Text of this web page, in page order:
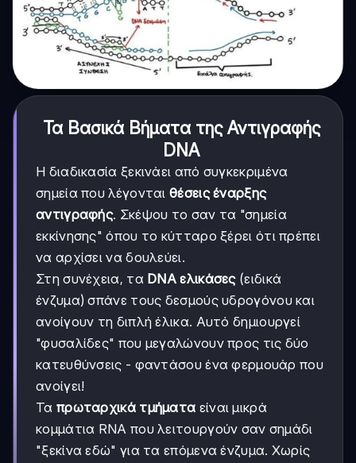
Τα Βασικά Βήματα της Αντιγραφής
DNA
Η διαδικασία ξεκινάει από συγκεκριμένα
σημεία που λέγονταιθέσεις έναρξης
αντιγραφής. Σκέψου το σαν τα "σημεία
εκκίνησης" όπου το κύτταρο ξέρει ότι πρέπει
να αρχίσει να δουλεύει.
Στη συνέχεια, τα DNA ελικάσες(ειδικά
ένζυμα) σπάνε τους δεσμούς υδρογόνου και
ανοίγουν τη διπλή έλικα. Αυτό δημιουργεί
"φυσαλίδες" που μεγαλώνουν προς τις δύο
κατευθύνσεις - φαντάσου ένα φερμουάρ που
ανοίγει!
Τα πρωταρχικά τμήματα είναι μικρά
κομμάτια RNA που λειτουργούν σαν σημάδι
"ξεκίνα εδώ" για τα επόμενα ένζυμα. Χωρίς